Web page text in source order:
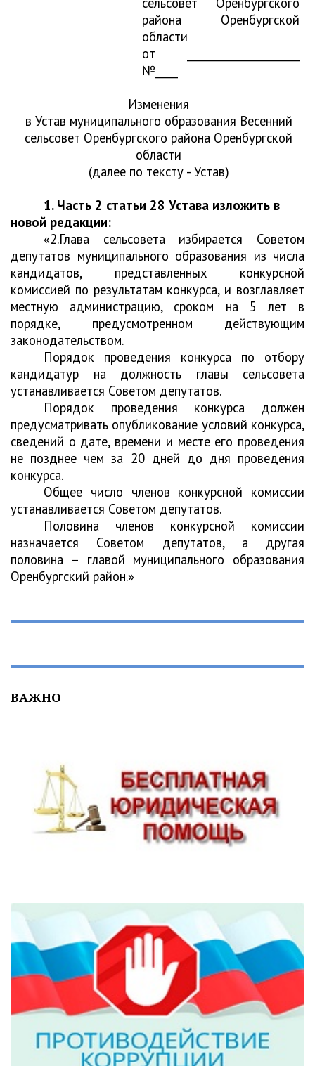
района Оренбургской
области
от ____________________
№____
Изменения
в Устав муниципального образования Весенний
сельсовет Оренбургского района Оренбургской
области
(далее по тексту - Устав)
1. Часть 2 статьи 28 Устава изложить в
новой редакции:
«2.Глава сельсовета избирается Советом
депутатов муниципального образования из числа
кандидатов, представленных конкурсной
комиссией по результатам конкурса, и возглавляет
местную администрацию, сроком на 5 лет в
порядке, предусмотренном действующим
законодательством.
Порядок проведения конкурса по отбору
кандидатур на должность главы сельсовета
устанавливается Советом депутатов.
Порядок проведения конкурса должен
предусматривать опубликование условий конкурса,
сведений о дате, времени и месте его проведения
не позднее чем за 20 дней до дня проведения
конкурса.
Общее число членов конкурсной комиссии
устанавливается Советом депутатов.
Половина членов конкурсной комиссии
назначается Советом депутатов, а другая
половина – главой муниципального образования
Оренбургский район.»
ВАЖНО